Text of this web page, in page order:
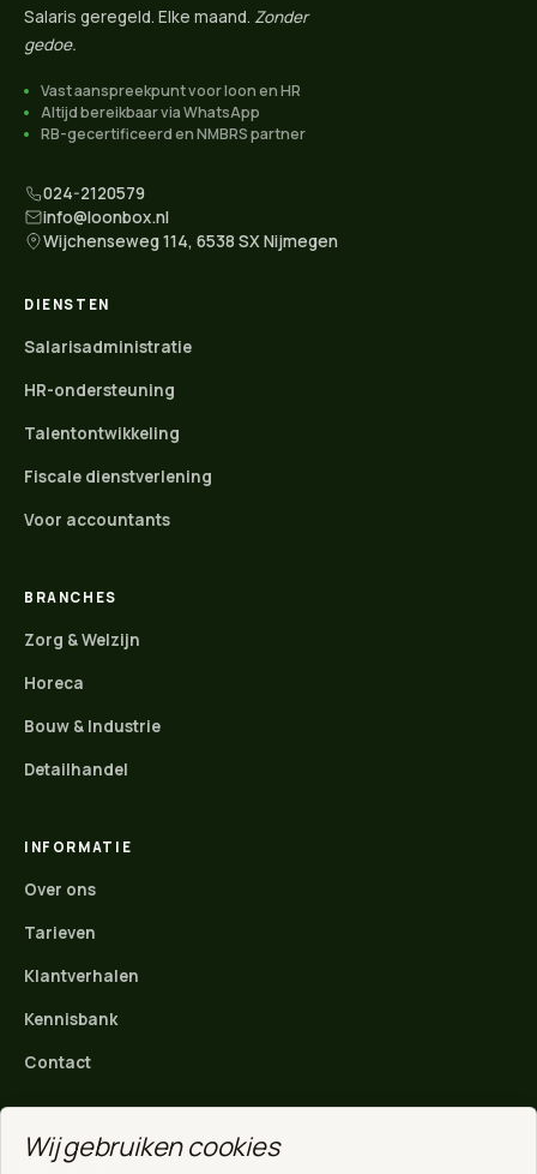
Salaris geregeld. Elke maand. Zonder
gedoe.
Vast aanspreekpunt voor loon en HR
Altijd bereikbaar via WhatsApp
RB-gecertificeerd en NMBRS partner
024-2120579
info@loonbox.nl
Wijchenseweg 114, 6538 SX Nijmegen
DIENSTEN
Salarisadministratie
HR-ondersteuning
Talentontwikkeling
Fiscale dienstverlening
Voor accountants
BRANCHES
Zorg & Welzijn
Horeca
Bouw & Industrie
Detailhandel
INFORMATIE
Over ons
Tarieven
Klantverhalen
Kennisbank
Contact
ACTIEF IN
Wij gebruiken cookies